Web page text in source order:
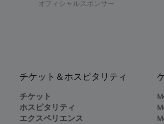
オフィシャルスポンサー
チケット＆ホスピタリティ
チケット
ホスピタリティ
エクスペリエンス